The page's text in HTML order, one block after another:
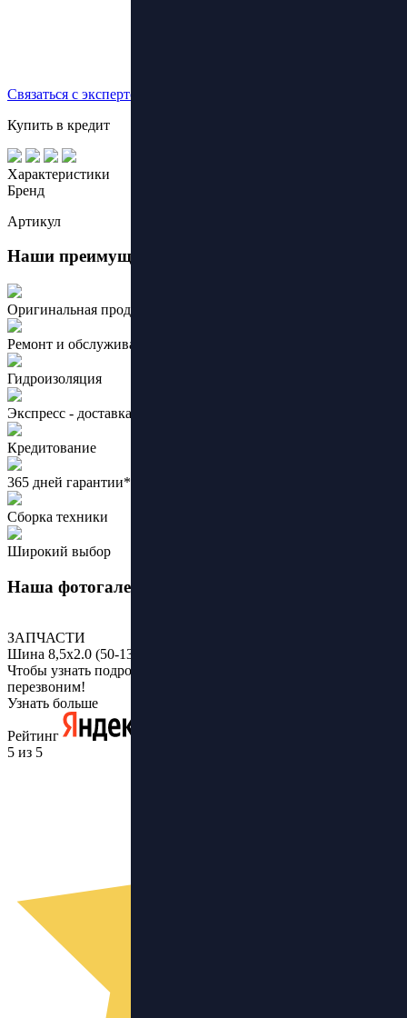
Связаться с экспертом
Купить в кредит
Характеристики
Бренд
Артикул
Наши преимущества:
Оригинальная продукция ведущих брендов
Ремонт и обслуживание
Гидроизоляция
Экспресс - доставка
Кредитование
365 дней гарантии*
Сборка техники
Широкий выбор
Наша фотогалерея
ЗАПЧАСТИ
Шина 8,5х2.0 (50-134) Kugoo X1
Чтобы узнать подробнее, оставьте заявку и мы Вам
перезвоним!
Узнать больше
Рейтинг
5 из 5